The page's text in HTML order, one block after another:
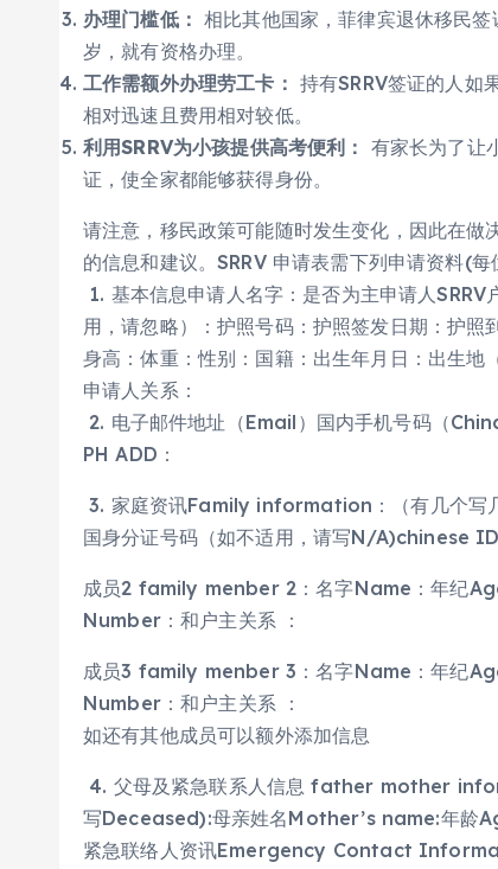
办理门槛低： 相比其他国家，菲律宾退休移民
岁，就有资格办理。
工作需额外办理劳工卡： 持有SRRV签证的人如
相对迅速且费用相对较低。
利用SRRV为小孩提供高考便利： 有家长为了让
证，使全家都能够获得身份。
请注意，移民政策可能随时发生变化，因此在
的信息和建议。SRRV 申请表需下列申请资料(
1. 基本信息申请人名字：是否为主申请人
用，请忽略）：护照号码：护照签发日期：护照
身高：体重：性别：国籍：出生年月日：出生地
申请人关系：
2. 电子邮件地址（Email）国内手机号码（
PH ADD：
3. 家庭资讯Family information：（有几个
国身分证号码（如不适用，请写N/A)chinese
成员2 family menber 2：名字Name：年纪
Number：和户主关系 ：
成员3 family menber 3：名字Name：年纪
Number：和户主关系 ：
如还有其他成员可以额外添加信息
4. 父母及紧急联系人信息 father mother
写Deceased):母亲姓名Mother’s name:年龄
紧急联络人资讯Emergency Contact